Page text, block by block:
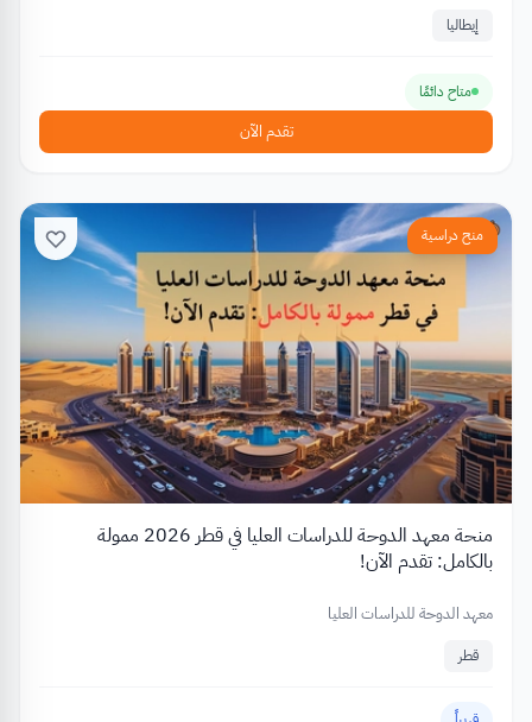
إيطاليا
متاح دائمًا
تقدم الآن
منح دراسية
منحة معهد الدوحة للدراسات العليا في قطر 2026 ممولة
بالكامل: تقدم الآن!
معهد الدوحة للدراسات العليا
قطر